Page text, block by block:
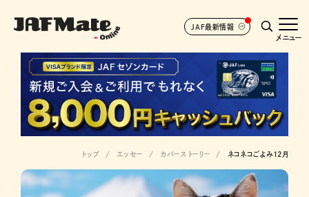
JAF最新情報
メニュー
トップ エッセー カバーストーリー ネコネコごよみ12月